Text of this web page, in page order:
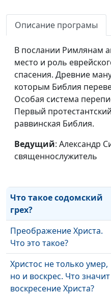
Описание програмы
В послании Римлянам
место и роль
спасения. Древние
которым Библия
Особая система
Первый
раввинская Библия.
Ведущий: Александр
священнослужитель
Кто такие фарисеи и
саддукеи?
Большие и малые
пророки Библии.
Почему их так
Что такое содомский
грех?
Преображение Христа.
Что это такое?
Христос не только умер,
но и воскрес. Что значит
воскресение Христа?